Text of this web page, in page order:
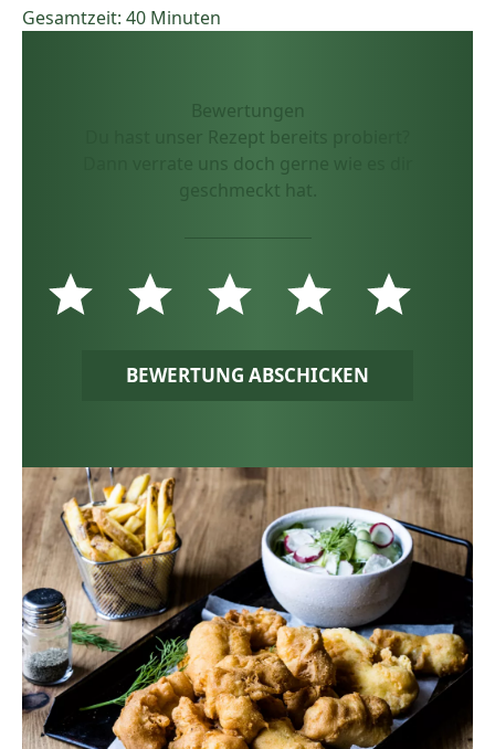
Gesamtzeit: 40 Minuten
Bewertungen
Du hast unser Rezept bereits probiert?
Dann verrate uns doch gerne wie es dir
geschmeckt hat.
BEWERTUNG ABSCHICKEN